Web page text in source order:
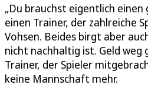
„Du brauchst eigentlich
einen Trainer, der zahlreiche
Vohsen. Beides birgt aber
nicht nachhaltig ist. Geld weg
Trainer, der Spieler
keine Mannschaft mehr.